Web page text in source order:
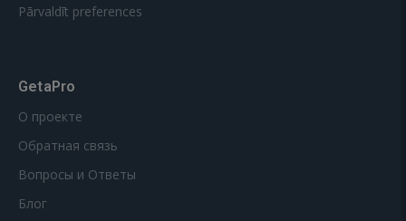
Pārvaldīt preferences
GetaPro
О проекте
Обратная связь
Вопросы и Ответы
Блог